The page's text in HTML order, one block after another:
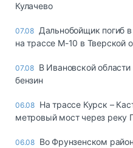
Кулачево
07.08 Дальнобойщик погиб
на трассе М-10 в Тверской
07.08 В Ивановской
бензин
06.08 На трассе Курск –
метровый мост через реку
06.08 Во Фрунзенском